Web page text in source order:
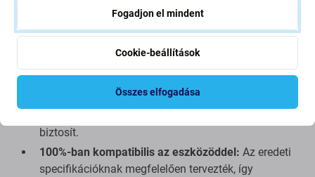
eszköz vásárlásának, mivel megbízható és
Hosszabb üzemidő egyetlen töltéssel:
Az akkumulátor cseréje segít visszaállítani az eredeti
biztosít.
100%-ban kompatibilis az eszközöddel: Az eredeti
specifikációknak megfelelően tervezték, így
Fogadjon el mindent
Cookie-beállítások
Összes elfogadása